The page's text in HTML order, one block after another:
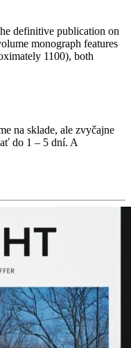
definitive publication on
monograph features
1100), both
na sklade, ale zvyčajne
do 1 – 5 dní. A